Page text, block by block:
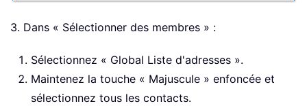
3. Dans « Sélectionner des membres » :
Sélectionnez « Global Liste d'adresses ».
Maintenez la touche « Majuscule » enfoncée et
sélectionnez tous les contacts.